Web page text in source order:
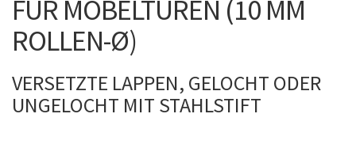
FÜR MÖBELTÜREN (10 MM
ROLLEN-Ø)
VERSETZTE LAPPEN, GELOCHT ODER
UNGELOCHT MIT STAHLSTIFT